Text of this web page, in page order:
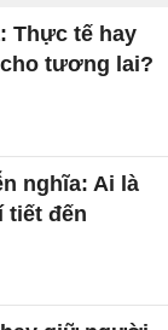
Thực tế hay
tương lai?
nghĩa: Ai là
tiết đến